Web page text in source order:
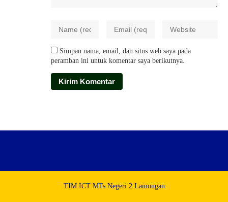
Simpan nama, email, dan situs web saya pada
peramban ini untuk komentar saya berikutnya.
TIM ICT MTs Negeri 2 Lamongan